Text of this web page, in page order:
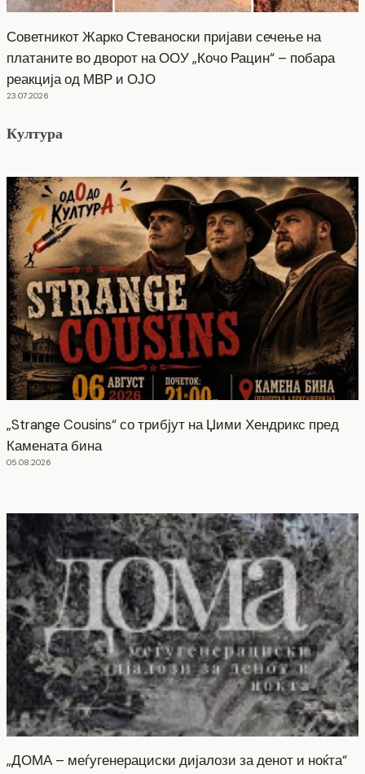
Советникот Жарко Стеваноски пријави сечење на
платаните во дворот на ООУ „Кочо Рацин“ – побара
реакција од МВР и ОЈО
23.07.2026
Култура
„Strange Cousins“ со трибјут на Џими Хендрикс пред
Камената бина
05.08.2026
„ДОМА – меѓугенерациски дијалози за денот и ноќта“